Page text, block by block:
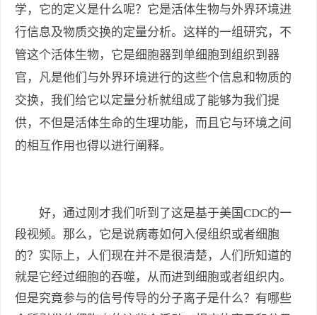
学，它的定义是什么呢？它是活体生物与外界环境进
行信息及物质交换的定量分析。这样的一组研究，不
管这个活体生物，它是细胞器到单细胞到组织到器
官，凡是他们与外界环境进行的这些个信息和物质的
交换，我们给它以定量分析就组成了能够为我们提
供，不但是活体生命的生理功能，而且它与环境之间
的相互作用也得以进行阐释。
好，通过刚才我们听到了这是基于美国CDC的一
段视频。那么，它是说病毒如何入侵组织或者细胞
的？实际上，人们现在并不是很清楚，人们所知道的
就是它经过细胞的吞噬，从而进到细胞或者组织内。
但是究竟参与的信号传导的分子离子是什么？有哪些